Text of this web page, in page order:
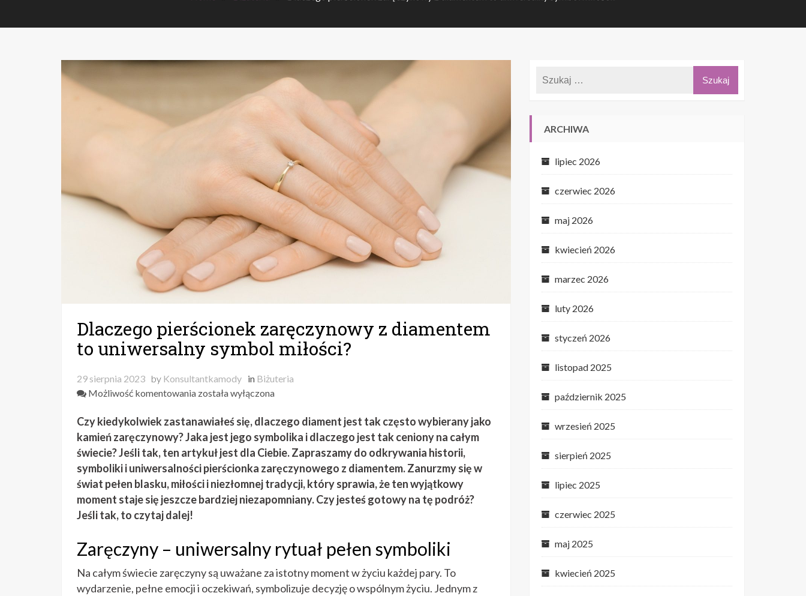
Dlaczego pierścionek zaręczynowy z diamentem
to uniwersalny symbol miłości?
29 sierpnia 2023 by Konsultantkamody in Biżuteria
Możliwość komentowania Dlaczego
zaręczynowy
z
diamentem
to
uniwersalny
symbol
została wyłączona
Czy kiedykolwiek zastanawiałeś się, dlaczego diament jest tak często wybierany jako
kamień zaręczynowy? Jaka jest jego symbolika i dlaczego jest tak ceniony na całym
świecie? Jeśli tak, ten artykuł jest dla Ciebie. Zapraszamy do odkrywania historii,
symboliki i uniwersalności pierścionka zaręczynowego z diamentem. Zanurzmy się w
świat pełen blasku, miłości i niezłomnej tradycji, który sprawia, że ten wyjątkowy
moment staje się jeszcze bardziej niezapomniany. Czy jesteś gotowy na tę podróż?
Jeśli tak, to czytaj dalej!
Zaręczyny – uniwersalny rytuał pełen symboliki
Na całym świecie zaręczyny są uważane za istotny moment w życiu każdej pary. To
wydarzenie, pełne emocji i oczekiwań, symbolizuje decyzję o wspólnym życiu. Jednym z
ARCHIWA
lipiec 2026
czerwiec 2026
maj 2026
kwiecień 2026
marzec 2026
luty 2026
styczeń 2026
listopad 2025
październik 2025
wrzesień 2025
sierpień 2025
lipiec 2025
czerwiec 2025
maj 2025
kwiecień 2025